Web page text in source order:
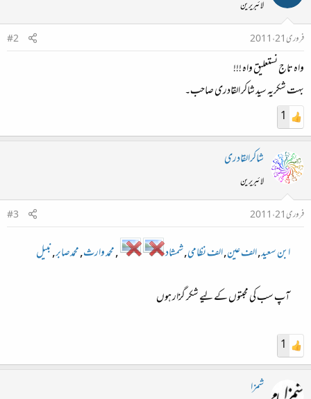
لائبریرین
فروری 21، 2011
#2
واہ تاج نستعلیق واہ !!!
بہت شکریہ سید شاکر القادری صاحب۔
1
شاکرالقادری
لائبریرین
فروری 21، 2011
#3
ابن سعید,الف عین,الف نظامی,شمشاد ,محمد وارث,محمدصابر,نبیل
آپ سب کی محبتوں کے لیے شکر گزار ہوں
1
شمزا